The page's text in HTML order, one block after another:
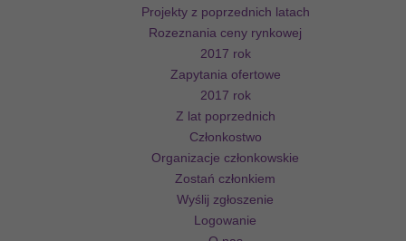
Projekty z poprzednich latach
Rozeznania ceny rynkowej
2017 rok
Zapytania ofertowe
2017 rok
Z lat poprzednich
Członkostwo
Organizacje członkowskie
Zostań członkiem
Wyślij zgłoszenie
Logowanie